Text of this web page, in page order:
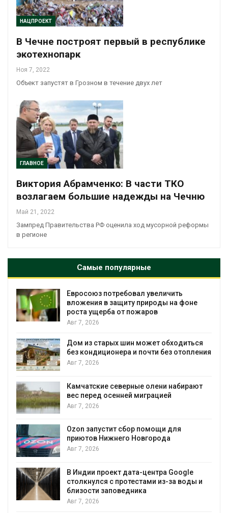
НАЦПРОЕКТ
В Чечне построят первый в республике
экотехнопарк
Ноя 7, 2022
Объект запустят в Грозном в течение двух лет
ГЛАВНОЕ
Виктория Абрамченко: В части ТКО
возлагаем большие надежды на Чечню
Май 21, 2022
Зампред Правительства РФ оценила ход мусорной реформы
в регионе
Самые популярные
Евросоюз потребовал увеличить
вложения в защиту природы на фоне
роста ущерба от пожаров
Авг 7, 2026
Дом из старых шин может обходиться
без кондиционера и почти без отопления
Авг 7, 2026
Камчатские северные олени набирают
вес перед осенней миграцией
Авг 7, 2026
Ozon запустит сбор помощи для
приютов Нижнего Новгорода
Авг 7, 2026
В Индии проект дата-центра Google
столкнулся с протестами из-за воды и
близости заповедника
Авг 7, 2026